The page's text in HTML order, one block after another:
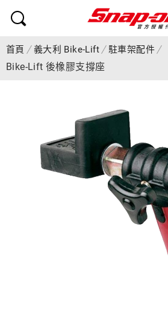
首頁 義大利 Bike-Lift 駐車架配件
Bike-Lift 後橡膠支撐座